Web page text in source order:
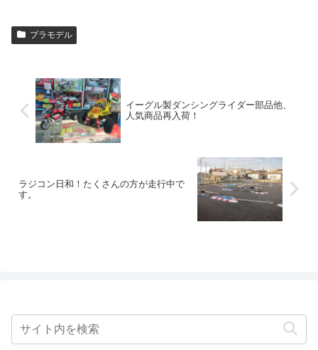
プラモデル
イーグル製ダンシングライダー部品他、
人気商品再入荷！
ラジコン日和！たくさんの方が走行中で
す。